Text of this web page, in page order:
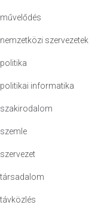
művelődés
nemzetközi szervezetek
politika
politikai informatika
szakirodalom
szemle
szervezet
társadalom
távközlés